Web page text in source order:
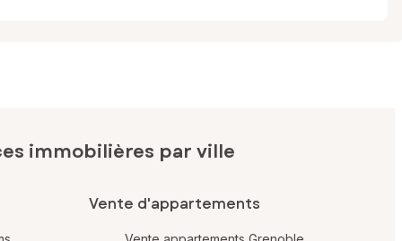
immobilières par ville
Vente d'appartements